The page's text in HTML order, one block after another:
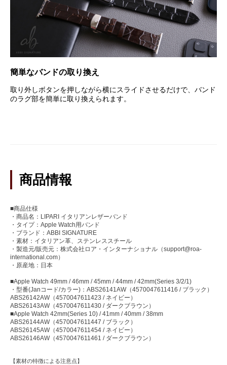
簡単なバンドの取り換え
取り外しボタンを押しながら横にスライドさせるだけで、バンド
のラグ部を簡単に取り換えられます。
商品情報
■商品仕様
・商品名：LIPARI イタリアンレザーバンド
・タイプ：Apple Watch用バンド
・ブランド：ABBI SIGNATURE
・素材：イタリアン革、ステンレススチール
・製造元/販売元：株式会社ロア・インターナショナル（support@roa-
international.com）
・原産地：日本
■Apple Watch 49mm / 46mm / 45mm / 44mm / 42mm(Series 3/2/1)
・型番(Janコード/カラー)：ABS26141AW（4570047611416 / ブラック）
ABS26142AW（4570047611423 / ネイビー）
ABS26143AW（4570047611430 / ダークブラウン）
■Apple Watch 42mm(Series 10) / 41mm / 40mm / 38mm
ABS26144AW（4570047611447 / ブラック）
ABS26145AW（4570047611454 / ネイビー）
ABS26146AW（4570047611461 / ダークブラウン）
【素材の特徴による注意点】